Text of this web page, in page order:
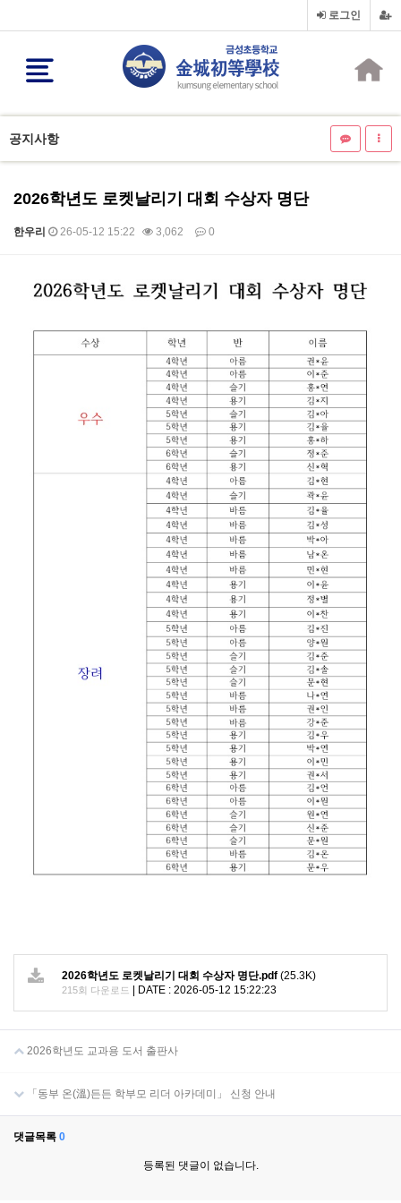
로그인
공지사항
2026학년도 로켓날리기 대회 수상자 명단
한우리 26-05-12 15:22 3,062 0
2026학년도 로켓날리기 대회 수상자 명단.pdf (25.3K)
215회 다운로드 | DATE : 2026-05-12 15:22:23
2026학년도 교과용 도서 출판사
「동부 온(溫)든든 학부모 리더 아카데미」 신청 안내
댓글목록 0
등록된 댓글이 없습니다.